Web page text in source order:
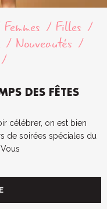
Femmes
Filles
Nouveautés
DES FÊTES
célébrer, on est bien
de soirées spéciales du